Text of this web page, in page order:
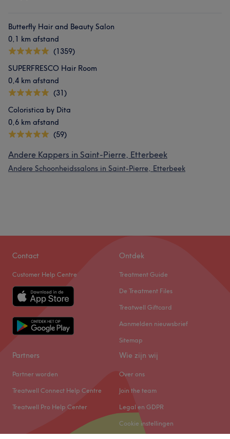
Butterfly Hair and Beauty Salon
0,1 km afstand
(1359)
SUPERFRESCO Hair Room
0,4 km afstand
(31)
Coloristica by Dita
0,6 km afstand
(59)
Andere Kappers in Saint-Pierre, Etterbeek
Andere Schoonheidssalons in Saint-Pierre, Etterbeek
Contact
Customer Help Centre
Ontdek
Treatment Guide
De Treatment Files
Treatwell Giftcard
Aanmelden nieuwsbrief
Sitemap
Partners
Partner worden
Treatwell Connect Help Centre
Treatwell Pro Help Center
Wie zijn wij
Over ons
Join the team
Legal en GDPR
Cookie instellingen